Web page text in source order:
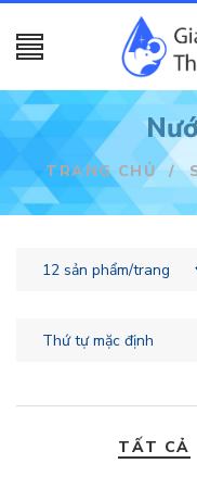
TRANG CHỦ /
TẤT CẢ